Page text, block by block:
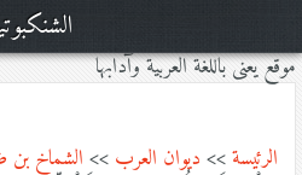
موقع يعنى باللغة العربية وآدابها
الرئيسة>> ديوان العرب >> الشماخ بن